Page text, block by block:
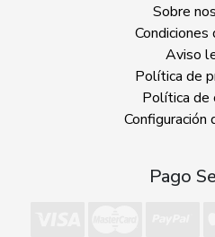
Sobre
Aviso
Política de
Política de
Configuración
Pago